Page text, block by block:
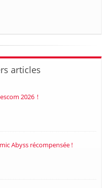
articles
2026 !
Abyss récompensée !